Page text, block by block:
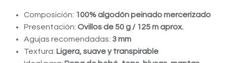
Composición: 100% algodón peinado mercerizado
Presentación: Ovillos de 50 g / 125 m aprox.
Agujas recomendadas: 3 mm
Textura: Ligera, suave y transpirable